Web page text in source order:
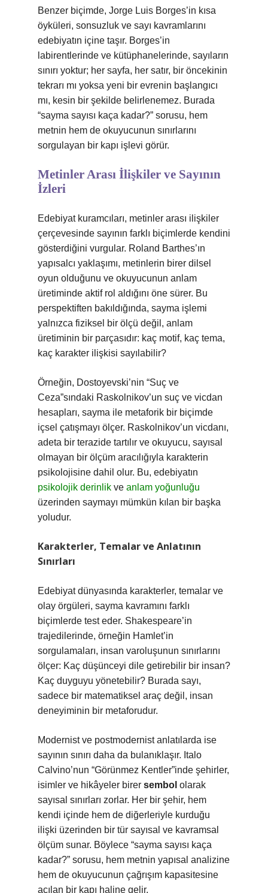
Benzer biçimde, Jorge Luis Borges’in kısa
öyküleri, sonsuzluk ve sayı kavramlarını
edebiyatın içine taşır. Borges’in
labirentlerinde ve kütüphanelerinde, sayıların
sınırı yoktur; her sayfa, her satır, bir öncekinin
tekrarı mı yoksa yeni bir evrenin başlangıcı
mı, kesin bir şekilde belirlenemez. Burada
“sayma sayısı kaça kadar?” sorusu, hem
metnin hem de okuyucunun sınırlarını
sorgulayan bir kapı işlevi görür.
Metinler Arası İlişkiler ve Sayının
İzleri
Edebiyat kuramcıları, metinler arası ilişkiler
çerçevesinde sayının farklı biçimlerde kendini
gösterdiğini vurgular. Roland Barthes’ın
yapısalcı yaklaşımı, metinlerin birer dilsel
oyun olduğunu ve okuyucunun anlam
üretiminde aktif rol aldığını öne sürer. Bu
perspektiften bakıldığında, sayma işlemi
yalnızca fiziksel bir ölçü değil, anlam
üretiminin bir parçasıdır: kaç motif, kaç tema,
kaç karakter ilişkisi sayılabilir?
Örneğin, Dostoyevski’nin “Suç ve
Ceza”sındaki Raskolnikov’un suç ve vicdan
hesapları, sayma ile metaforik bir biçimde
içsel çatışmayı ölçer. Raskolnikov’un vicdanı,
adeta bir terazide tartılır ve okuyucu, sayısal
olmayan bir ölçüm aracılığıyla karakterin
psikolojisine dahil olur. Bu, edebiyatın
psikolojik derinlik ve anlam yoğunluğu
üzerinden saymayı mümkün kılan bir başka
yoludur.
Karakterler, Temalar ve Anlatının
Sınırları
Edebiyat dünyasında karakterler, temalar ve
olay örgüleri, sayma kavramını farklı
biçimlerde test eder. Shakespeare’in
trajedilerinde, örneğin Hamlet’in
sorgulamaları, insan varoluşunun sınırlarını
ölçer: Kaç düşünceyi dile getirebilir bir insan?
Kaç duyguyu yönetebilir? Burada sayı,
sadece bir matematiksel araç değil, insan
deneyiminin bir metaforudur.
Modernist ve postmodernist anlatılarda ise
sayının sınırı daha da bulanıklaşır. Italo
Calvino’nun “Görünmez Kentler”inde şehirler,
isimler ve hikâyeler birer sembol olarak
sayısal sınırları zorlar. Her bir şehir, hem
kendi içinde hem de diğerleriyle kurduğu
ilişki üzerinden bir tür sayısal ve kavramsal
ölçüm sunar. Böylece “sayma sayısı kaça
kadar?” sorusu, hem metnin yapısal analizine
hem de okuyucunun çağrışım kapasitesine
açılan bir kapı haline gelir.